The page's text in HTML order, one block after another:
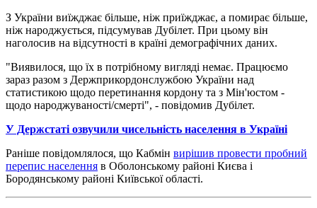
З України виїжджає більше, ніж приїжджає, а помирає більше,
ніж народжується, підсумував Дубілет. При цьому він
наголосив на відсутності в країні демографічних даних.
"Виявилося, що їх в потрібному вигляді немає. Працюємо
зараз разом з Держприкордонслужбою України над
статистикою щодо перетинання кордону та з Мін'юстом -
щодо народжуваності/смерті", - повідомив Дубілет.
У Держстаті озвучили чисельність населення в Україні
Раніше повідомлялося, що Кабмін вирішив провести пробний
перепис населення в Оболонському районі Києва і
Бородянському районі Київської області.